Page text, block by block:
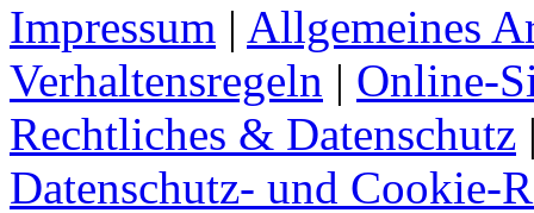
Impressum | Allgemeines
Verhaltensregeln | Online-
Rechtliches & Datenschutz
Datenschutz- und Cookie-